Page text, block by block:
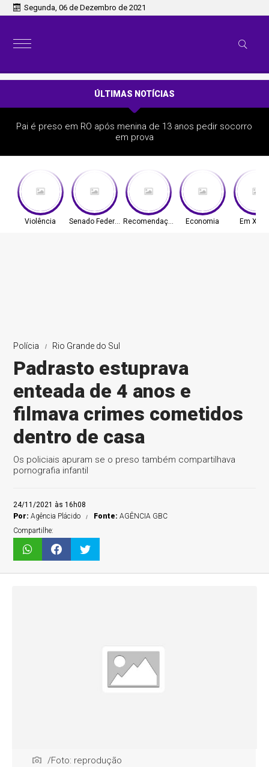
Segunda, 06 de Dezembro de 2021
ÚLTIMAS NOTÍCIAS
Pai é preso em RO após menina de 13 anos pedir socorro
em prova
Violência Senado Federal Recomendação Economia Em
Polícia Rio Grande do Sul
Padrasto estuprava
enteada de 4 anos e
filmava crimes cometidos
dentro de casa
Os policiais apuram se o preso também compartilhava
pornografia infantil
24/11/2021 às 16h08
Por: Agência Plácido Fonte: AGÊNCIA GBC
Compartilhe:
/Foto: reprodução